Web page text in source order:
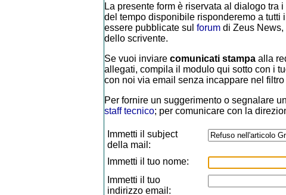
La presente form è riservata al dialogo
del tempo disponibile risponderemo a tutti
essere pubblicate sul forumdi Zeus News,
dello scrivente.
Se vuoi inviare comunicati stampaalla
allegati, compila il modulo qui sotto con i
con noi via email senza incappare nel filtro
Per fornire un suggerimento o segnalare
staff tecnico; per comunicare con la
Immetti il subject
della mail:
Immetti il tuo nome:
Immetti il tuo
indirizzo email: